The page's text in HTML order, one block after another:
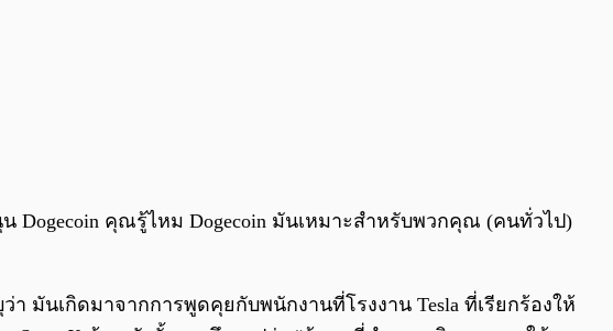
Dogecoin คุณรู้ไหม Dogecoin มันเหมาะสำหรับพวกคุณ (คนทั่วไป)
า มันเกิดมาจากการพูดคุยกับพนักงานที่โรงงาน Tesla ที่เรียกร้องให้